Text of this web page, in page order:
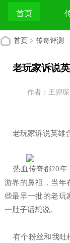
首页
首页 > 传奇评测
老玩家诉说
作者：王羿琛
老玩家诉说英雄
热血传奇都20年
游界的鼻祖，当年
些最早一批的老玩
一肚子话想说。
有个粉丝和我吐